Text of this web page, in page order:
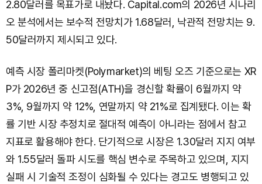
2.80달러를 목표가로 내놨다. Capital.com의 2026년 시나리
오 분석에서는 보수적 전망치가 1.68달러, 낙관적 전망치는 9.
50달러까지 제시되고 있다.
예측 시장 폴리마켓(Polymarket)의 베팅 오즈 기준으로는 XR
P가 2026년 중 신고점(ATH)을 경신할 확률이 6월까지 약
3%, 9월까지 약 12%, 연말까지 약 21%로 집계됐다. 이는 확
률 기반 시장 추정치로 절대적 예측이 아니라는 점에서 참고
지표로 활용해야 한다. 단기적으로 시장은 1.30달러 지지 여부
와 1.55달러 돌파 시도를 핵심 변수로 주목하고 있으며, 지지
실패 시 기술적 조정이 심화될 수 있다는 경고도 병행되고 있